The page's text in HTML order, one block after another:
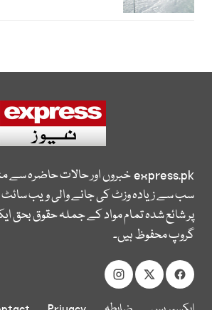
express.pkخبروں اور حالات حاضرہ سے
سب سے زیادہ وزٹ کی جانے والی ویب
پر شائع شدہ تمام مواد کے جملہ حقوق بحق
گروپ محفوظ ہیں۔